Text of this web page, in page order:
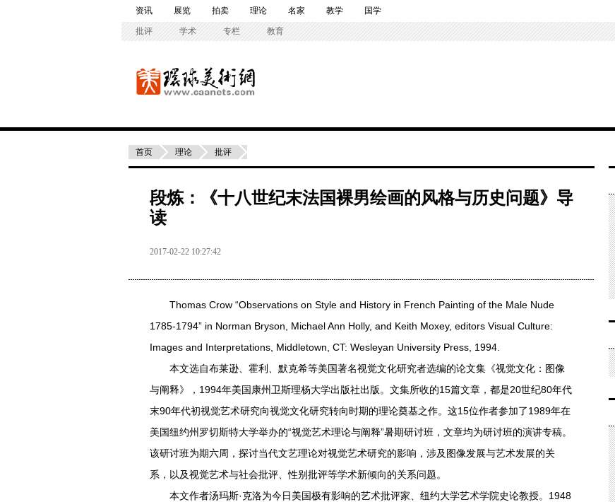
资讯 展览 拍卖 理论 名家 教学 国学
批评 学术 专栏 教育
首页 理论 批评
段炼：《十八世纪末法国裸男绘画的风格与历史问题》导
读
2017-02-22 10:27:42
Thomas Crow “Observations on Style and History in French Painting of the Male Nude
1785-1794” in Norman Bryson, Michael Ann Holly, and Keith Moxey, editors Visual Culture:
Images and Interpretations, Middletown, CT: Wesleyan University Press, 1994.
本文选自布莱逊、霍利、默克希等美国著名视觉文化研究者选编的论文集《视觉文化：图像
与阐释》，1994年美国康州卫斯理杨大学出版社出版。文集所收的15篇文章，都是20世纪80年代
末90年代初视觉艺术研究向视觉文化研究转向时期的理论奠基之作。这15位作者参加了1989年在
美国纽约州罗切斯特大学举办的“视觉艺术理论与阐释”暑期研讨班，文章均为研讨班的演讲专稿。
该研讨班为期六周，探讨当代文艺理论对视觉艺术研究的影响，涉及图像发展与艺术发展的关
系，以及视觉艺术与社会批评、性别批评等学术新倾向的关系问题。
本文作者汤玛斯·克洛为今日美国极有影响的艺术批评家、纽约大学艺术学院史论教授。1948